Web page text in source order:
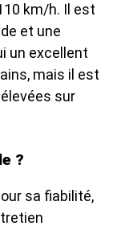
km/h. Il est
et une
un excellent
mais il est
sur
?
sa fiabilité,